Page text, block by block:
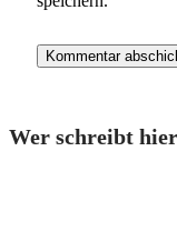
Wer schreibt